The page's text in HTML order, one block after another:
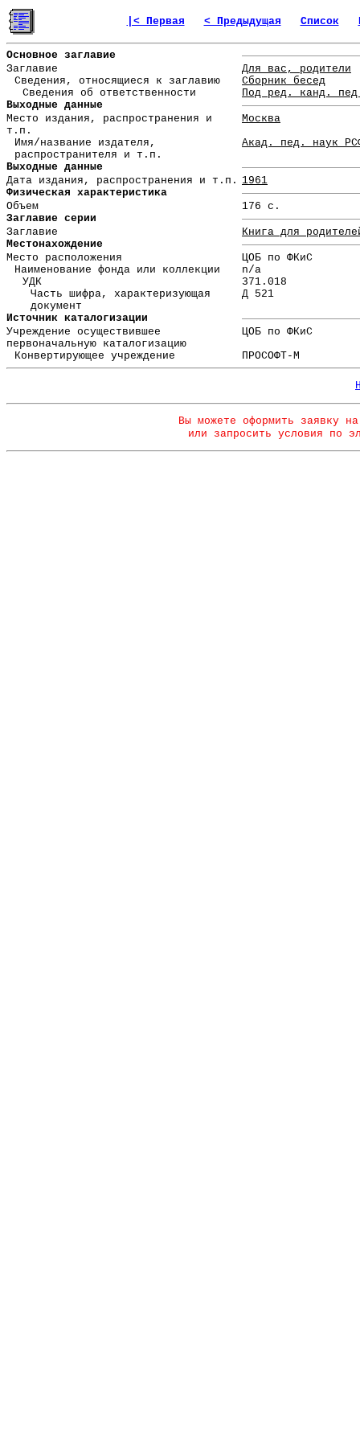
|< Первая < Предыдущая Список
Основное заглавие
Заглавие
Для вас, родители
Сведения, относящиеся к заглавию
Сборник бесед
Сведения об ответственности
Под ред. канд.
Выходные данные
Место издания, распространения и
т.п.
Москва
Имя/название издателя,
распространителя и т.п.
Акад. пед. наук
Выходные данные
Дата издания, распространения и т.п. 1961
Физическая характеристика
Объем
176 с.
Заглавие серии
Заглавие
Книга для
Местонахождение
Место расположения
ЦОБ по ФКиС
Наименование фонда или коллекции
n/a
УДК
371.018
Часть шифра, характеризующая
документ
Д 521
Источник каталогизации
Учреждение осуществившее
первоначальную каталогизацию
ЦОБ по ФКиС
Конвертирующее учреждение
ПРОСОФТ-М
Вы можете оформить заявку
или запросить условия по